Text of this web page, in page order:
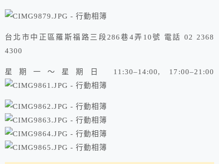
台北市中正區羅斯福路三段286巷4弄10號 電話 02 2368
4300
星期一～星期日 11:30–14:00, 17:00–21:00